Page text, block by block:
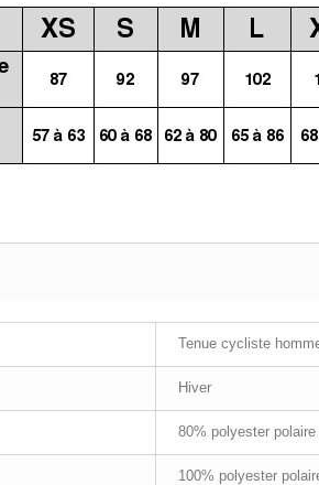
Tenue cycliste
Hiver
80% polyester
100% polyester